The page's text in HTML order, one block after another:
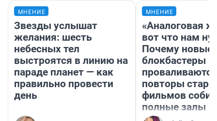
МНЕНИЕ
Звезды услышат
желания: шесть
небесных тел
выстроятся в линию на
параде планет — как
правильно провести
день
МНЕНИЕ
«Аналоговая
вот что нам
Почему новые
блокбастеры
повторы
фильмов
полные залы